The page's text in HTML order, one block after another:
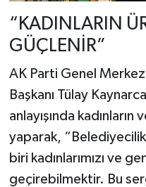
“KADINLARIN
GÜÇLENİR”
AK Parti Genel Merkez
Başkanı Tülay
anlayışında
yaparak,
biri kadınlarımızı ve
geçirebilmektir. Bu